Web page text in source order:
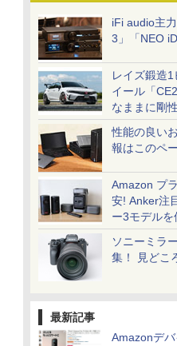
iFi audio主
3」「NEO
レイズ鍛造
イール「
なままに剛
性能の良い
報はこのペ
Amazon プ
安! Anker注
ー3モデルを
ソニーミラ
集！ 見どこ
最新記事
Amazonデ